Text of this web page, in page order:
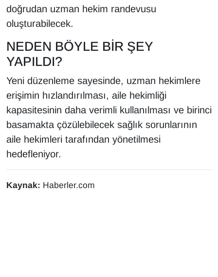
doğrudan uzman hekim randevusu
oluşturabilecek.
NEDEN BÖYLE BİR ŞEY
YAPILDI?
Yeni düzenleme sayesinde, uzman hekimlere
erişimin hızlandırılması, aile hekimliği
kapasitesinin daha verimli kullanılması ve birinci
basamakta çözülebilecek sağlık sorunlarının
aile hekimleri tarafından yönetilmesi
hedefleniyor.
Kaynak: Haberler.com
SAĞLIK
Sinema - TV
SİYASET
SPOR
TEBRİK
TEKNOLOJİ
Turizm